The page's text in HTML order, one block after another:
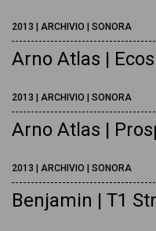
2013 | ARCHIVIO | SONORA
Arno Atlas |
2013 | ARCHIVIO | SONORA
Arno Atlas |
2013 | ARCHIVIO | SONORA
Benjamin | T1